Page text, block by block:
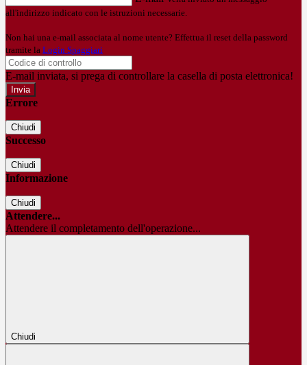
all'indirizzo indicato con le istruzioni necessarie.
Non hai una e-mail associata al nome utente? Effettua il reset della password
tramite la Login Spaggiari
E-mail inviata, si prega di controllare la casella di posta elettronica!
Errore
Chiudi
Successo
Chiudi
Informazione
Chiudi
Attendere...
Attendere il completamento dell'operazione...
Chiudi